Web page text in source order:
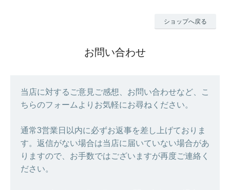
ショップへ戻る
お問い合わせ
当店に対するご意見ご感想、お問い合わせなど、こ
ちらのフォームよりお気軽にお尋ねください。
通常3営業日以内に必ずお返事を差し上げておりま
す。返信がない場合は当店に届いていない場合があ
りますので、お手数ではございますが再度ご連絡く
ださい。